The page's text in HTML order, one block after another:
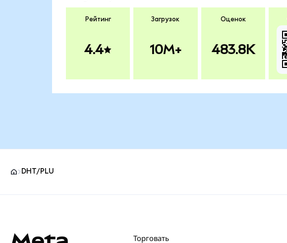
Рейтинг
4.4
Загрузок
10M+
Оценок
483.8K
DHT/PLU
Торговать